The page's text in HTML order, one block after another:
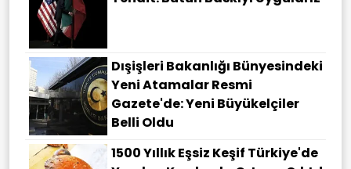
Dışişleri Bakanlığı Bünyesindeki
Yeni Atamalar Resmi
Gazete'de: Yeni Büyükelçiler
Belli Oldu
1500 Yıllık Eşsiz Keşif Türkiye'de